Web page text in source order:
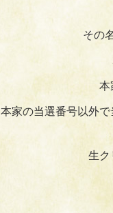
その
本
本家の当選番号以外
生ク